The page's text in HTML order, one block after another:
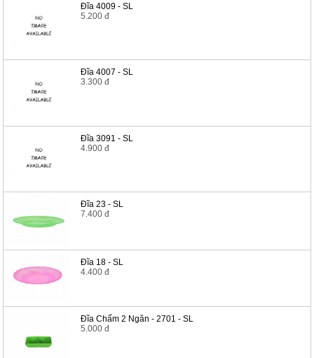
Đĩa 4009 - SL
5.200 đ
Đĩa 4007 - SL
3.300 đ
Đĩa 3091 - SL
4.900 đ
Đĩa 23 - SL
7.400 đ
Đĩa 18 - SL
4.400 đ
Đĩa Chấm 2 Ngăn - 2701 - SL
5.000 đ